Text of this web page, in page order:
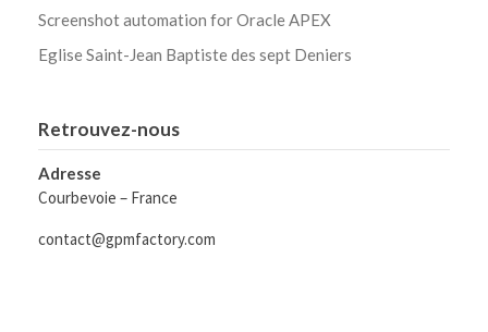
Screenshot automation for Oracle APEX
Eglise Saint-Jean Baptiste des sept Deniers
Retrouvez-nous
Adresse
Courbevoie – France
contact@gpmfactory.com